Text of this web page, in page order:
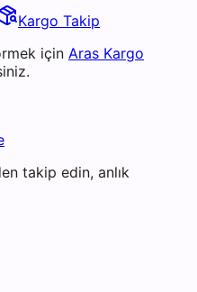
Kargo Takip
için Aras Kargo
takip edin, anlık